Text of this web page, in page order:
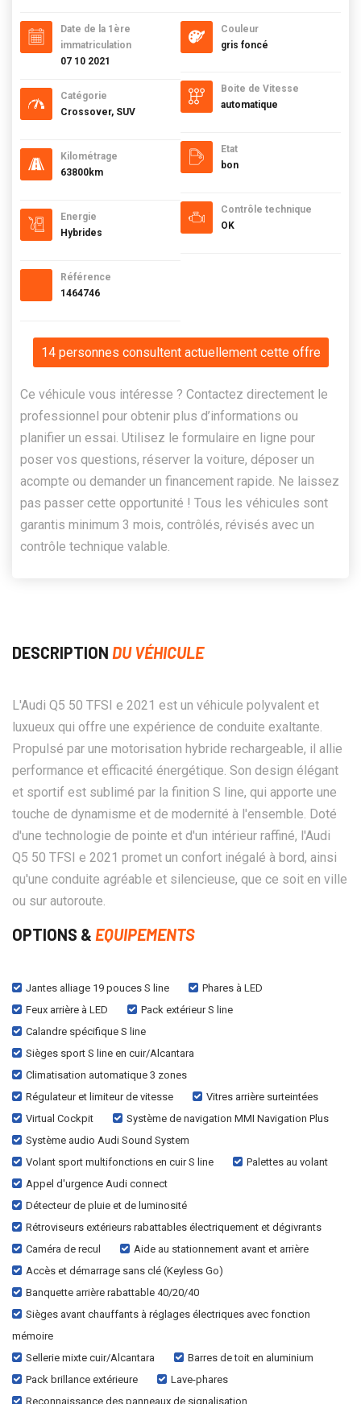
Date de la 1ère
immatriculation
07 10 2021
Catégorie
Crossover, SUV
Kilométrage
63800km
Energie
Hybrides
Référence
1464746
Couleur
gris foncé
Boite de Vitesse
automatique
Etat
bon
Contrôle technique
OK
14 personnes consultent actuellement cette offre
Ce véhicule vous intéresse ? Contactez directement le
professionnel pour obtenir plus d’informations ou
planifier un essai. Utilisez le formulaire en ligne pour
poser vos questions, réserver la voiture, déposer un
acompte ou demander un financement rapide. Ne laissez
pas passer cette opportunité ! Tous les véhicules sont
garantis minimum 3 mois, contrôlés, révisés avec un
contrôle technique valable.
DESCRIPTION DU VÉHICULE
L'Audi Q5 50 TFSI e 2021 est un véhicule polyvalent et
luxueux qui offre une expérience de conduite exaltante.
Propulsé par une motorisation hybride rechargeable, il allie
performance et efficacité énergétique. Son design élégant
et sportif est sublimé par la finition S line, qui apporte une
touche de dynamisme et de modernité à l'ensemble. Doté
d'une technologie de pointe et d'un intérieur raffiné, l'Audi
Q5 50 TFSI e 2021 promet un confort inégalé à bord, ainsi
qu'une conduite agréable et silencieuse, que ce soit en ville
ou sur autoroute.
OPTIONS & EQUIPEMENTS
Jantes alliage 19 pouces S line
Phares à LED
Feux arrière à LED
Pack extérieur S line
Calandre spécifique S line
Sièges sport S line en cuir/Alcantara
Climatisation automatique 3 zones
Régulateur et limiteur de vitesse
Vitres arrière surteintées
Virtual Cockpit
Système de navigation MMI Navigation Plus
Système audio Audi Sound System
Volant sport multifonctions en cuir S line
Palettes au volant
Appel d'urgence Audi connect
Détecteur de pluie et de luminosité
Rétroviseurs extérieurs rabattables électriquement et dégivrants
Caméra de recul
Aide au stationnement avant et arrière
Accès et démarrage sans clé (Keyless Go)
Banquette arrière rabattable 40/20/40
Sièges avant chauffants à réglages électriques avec fonction
mémoire
Sellerie mixte cuir/Alcantara
Barres de toit en aluminium
Pack brillance extérieure
Lave-phares
Reconnaissance des panneaux de signalisation